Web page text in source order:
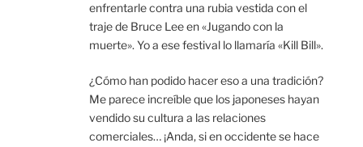
enfrentarle contra una rubia vestida con el
traje de Bruce Lee en «Jugando con la
muerte». Yo a ese festival lo llamaría «Kill Bill».
¿Cómo han podido hacer eso a una tradición?
Me parece increíble que los japoneses hayan
vendido su cultura a las relaciones
comerciales… ¡Anda, si en occidente se hace